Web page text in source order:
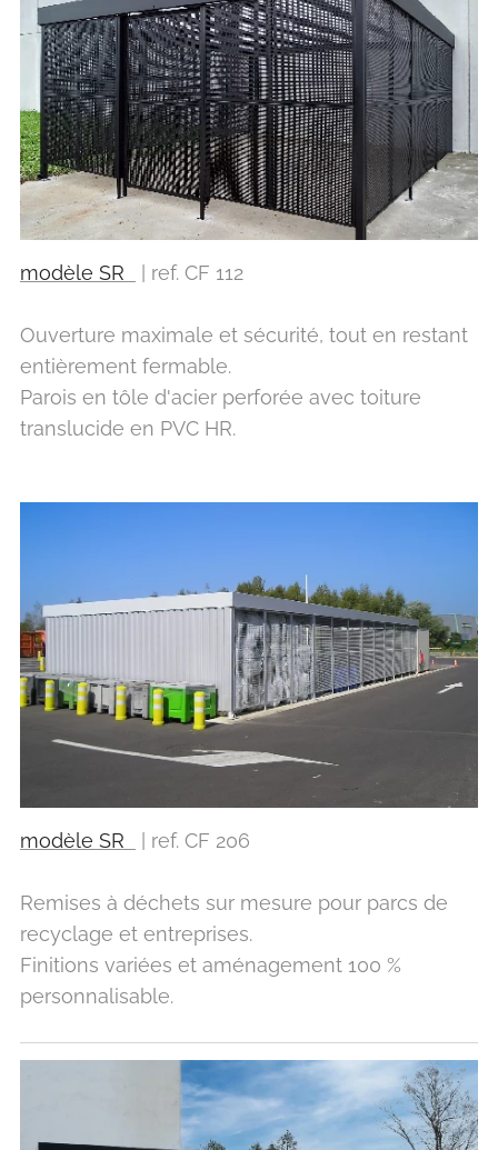
modèle SR | ref. CF 112
Ouverture maximale et sécurité, tout en restant
entièrement fermable.
Parois en tôle d'acier perforée avec toiture
translucide en PVC HR.
modèle SR | ref. CF 206
Remises à déchets sur mesure pour parcs de
recyclage et entreprises.
Finitions variées et aménagement 100 %
personnalisable.